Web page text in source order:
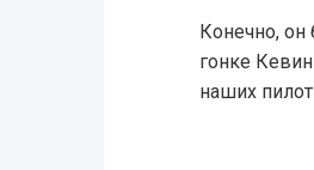
Конечно,
гонке
наших